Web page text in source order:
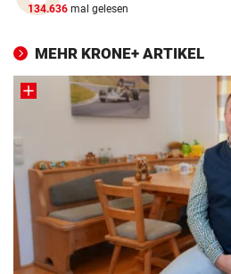
134.636 mal gelesen
MEHR KRONE+ ARTIKEL